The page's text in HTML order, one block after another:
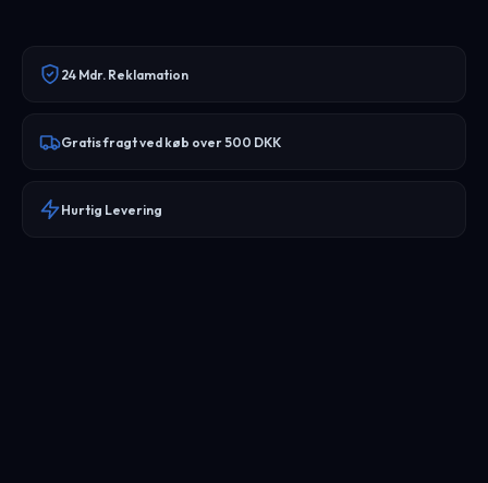
24 Mdr. Reklamation
Gratis fragt ved køb over 500 DKK
Hurtig Levering